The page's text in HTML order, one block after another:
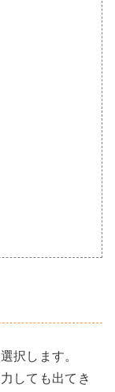
択します。
しても出てき